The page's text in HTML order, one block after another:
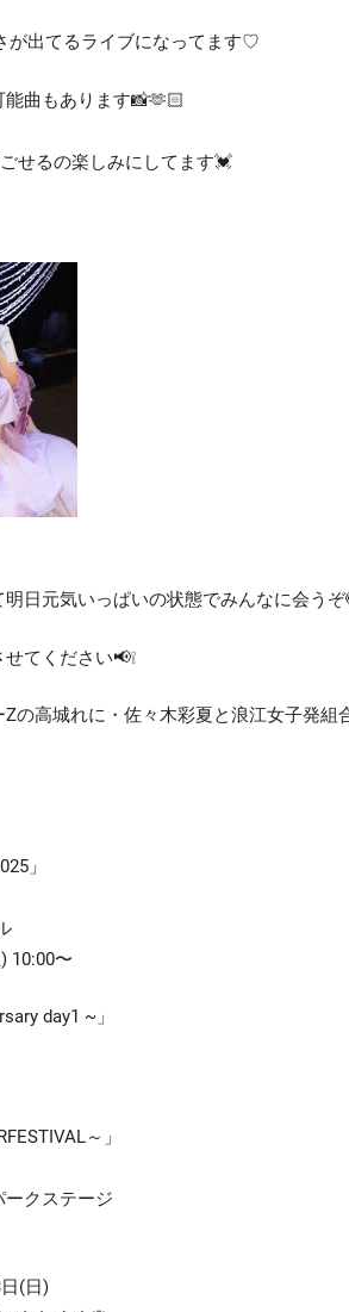
が出てるライブになってます♡
曲もあります📸🫶🏻
せるの楽しみにしてます💓
日元気いっぱいの状態でみんなに会う
てください📢❕
Zの高城れに・佐々木彩夏と浪江女子発組
」
10:00〜
day1 ~」
～」
クステージ
(日)